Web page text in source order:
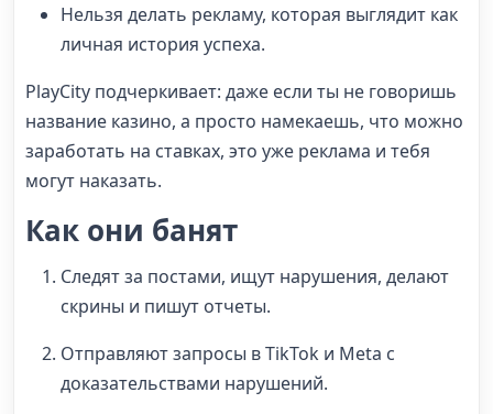
Нельзя делать рекламу, которая выглядит как
личная история успеха.
PlayCity подчеркивает: даже если ты не говоришь
название казино, а просто намекаешь, что можно
заработать на ставках, это уже реклама и тебя
могут наказать.
Как они банят
Следят за постами, ищут нарушения, делают
скрины и пишут отчеты.
Отправляют запросы в TikTok и Meta с
доказательствами нарушений.